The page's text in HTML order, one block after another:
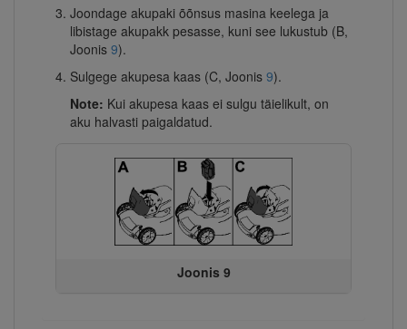
Joondage akupaki õõnsus masina keelega ja
libistage akupakk pesasse, kuni see lukustub (B,
Joonis9).
Sulgege akupesa kaas (C, Joonis9).
Note: Kui akupesa kaas ei sulgu täielikult, on
aku halvasti paigaldatud.
Joonis 9